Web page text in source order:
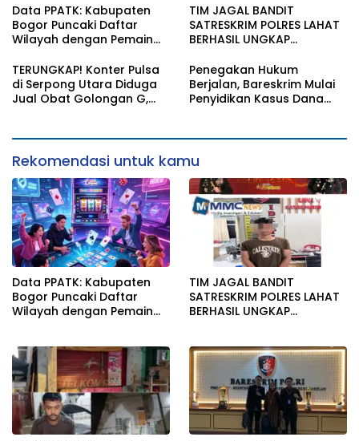
Data PPATK: Kabupaten
Bogor Puncaki Daftar
Wilayah dengan Pemain
Indonesia
TIM JAGAL BANDIT
SATRESKRIM POLRES LAHAT
BERHASIL UNGKAP
MASJID
TERUNGKAP! Konter Pulsa
di Serpong Utara Diduga
Jual Obat Golongan G,
Penegakan Hukum
Berjalan, Bareskrim Mulai
Penyidikan Kasus Dana
Rekomendasi untuk kamu
Data PPATK: Kabupaten
Bogor Puncaki Daftar
Wilayah dengan Pemain
TIM JAGAL BANDIT
SATRESKRIM POLRES LAHAT
BERHASIL UNGKAP